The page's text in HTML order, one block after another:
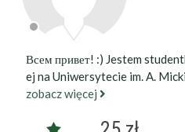
Szukaj w promieniu
Maksymalna cena
Всем привет! :) Jestem
ej na Uniwersytecie im. A.
zobacz więcej